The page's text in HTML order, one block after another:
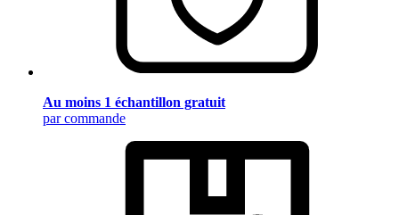
Au moins 1 échantillon gratuit
par commande